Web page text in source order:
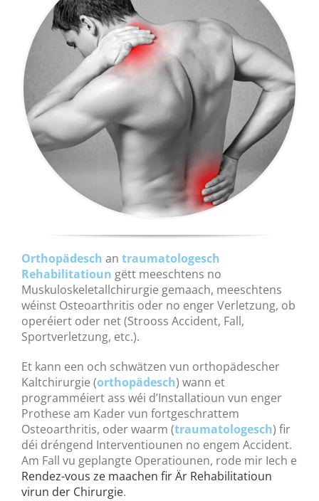
Orthopädesch an traumatologesch
Rehabilitatioun gëtt meeschtens no
Muskuloskeletallchirurgie gemaach, meeschtens
wéinst Osteoarthritis oder no enger Verletzung, ob
operéiert oder net (Strooss Accident, Fall,
Sportverletzung, etc.).
Et kann een och schwätzen vun orthopädescher
Kaltchirurgie (orthopädesch) wann et
programméiert ass wéi d’Installatioun vun enger
Prothese am Kader vun fortgeschrattem
Osteoarthritis, oder waarm (traumatologesch) fir
déi dréngend Interventiounen no engem Accident.
Am Fall vu geplangte Operatiounen, rode mir Iech e
Rendez-vous ze maachen fir Är Rehabilitatioun
virun der Chirurgie.